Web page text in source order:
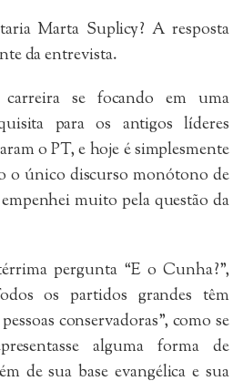
Marta Suplicy? A resposta
da entrevista.
carreira se focando em uma
para os antigos líderes
o PT, e hoje é simplesmente
o único discurso monótono de
muito pela questão da
pergunta “E o Cunha?”,
os partidos grandes têm
conservadoras”, como se
alguma forma de
de sua base evangélica e sua